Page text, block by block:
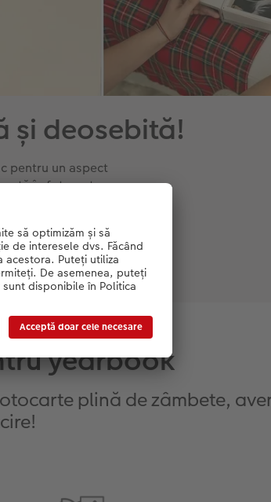
și deosebită!
pentru un aspect
în fotocarte,
yearbook
plină de zâmbete,